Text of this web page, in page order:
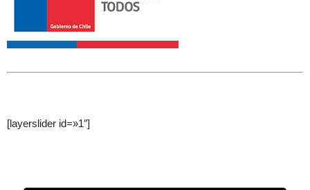
[layerslider id=»1″]